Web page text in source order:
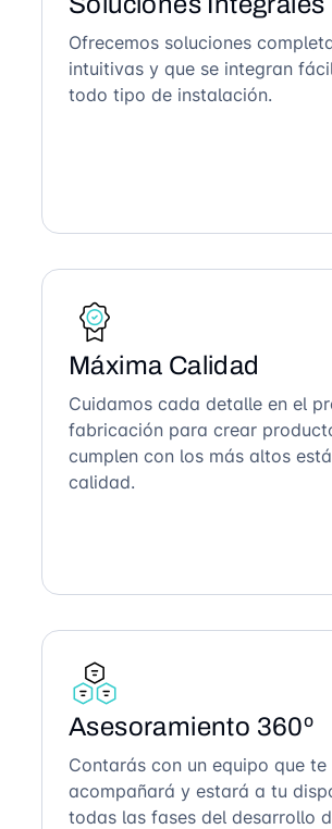
Ofrecemos soluciones
intuitivas y que se integran
todo tipo de instalación.
Máxima Calidad
Cuidamos cada detalle en el
fabricación para crear
cumplen con los más altos
calidad.
Asesoramiento 360º
Contarás con un equipo que te
acompañará y estará a tu
todas las fases del desarrollo